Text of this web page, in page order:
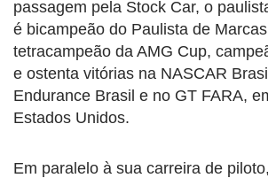
passagem pela Stock Car, o
é bicampeão do Paulista de
tetracampeão da AMG Cup,
e ostenta vitórias na NASCAR
Endurance Brasil e no GT FARA,
Estados Unidos.
Em paralelo à sua carreira de